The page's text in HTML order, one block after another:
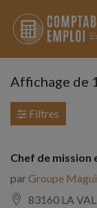
Affichage de 1
Filtres
Chef de mission
parGroupe
83160 LA